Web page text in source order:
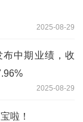
2025-08-29
布中期业绩，收
2025-08-29
啦！